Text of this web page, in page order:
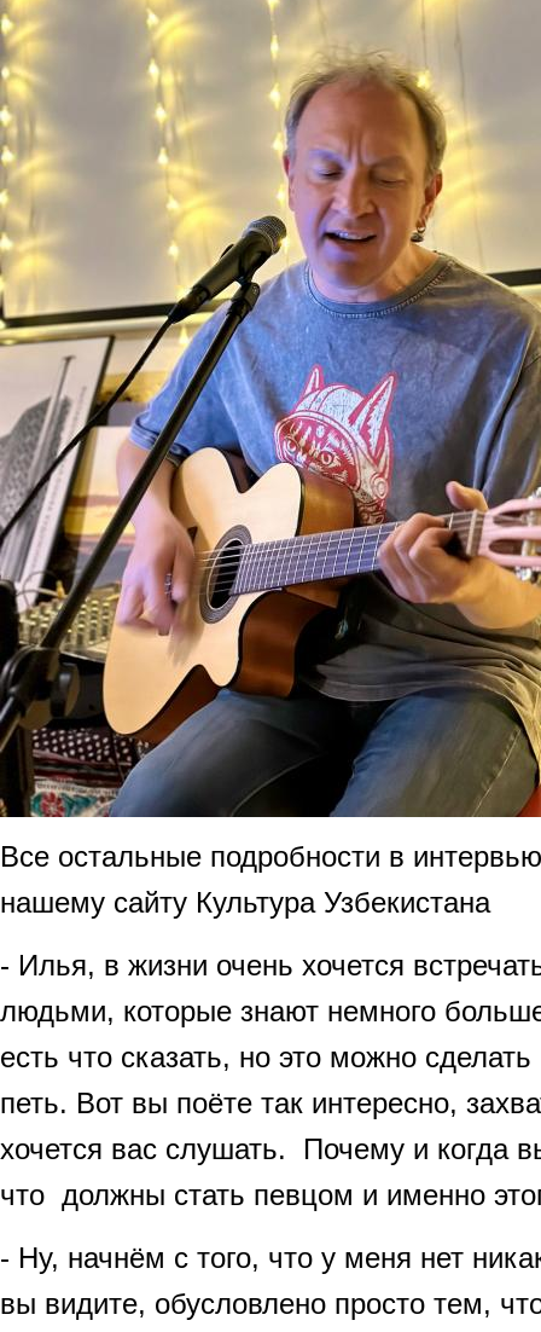
Все остальные подробности в
нашему сайту Культура Узбекистана
- Илья, в жизни очень хочется
людьми, которые знают немного
есть что сказать, но это можно
петь. Вот вы поёте так интересно,
хочется вас слушать. Почему и когда
что должны стать певцом и именно
- Ну, начнём с того, что у меня нет
вы видите, обусловлено просто тем,